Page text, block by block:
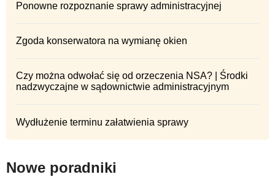
Ponowne rozpoznanie sprawy administracyjnej
Zgoda konserwatora na wymianę okien
Czy można odwołać się od orzeczenia NSA? | Środki
nadzwyczajne w sądownictwie administracyjnym
Wydłużenie terminu załatwienia sprawy
Nowe poradniki